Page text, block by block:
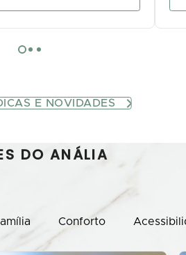
E NOVIDADES
DO ANÁLIA
Conforto